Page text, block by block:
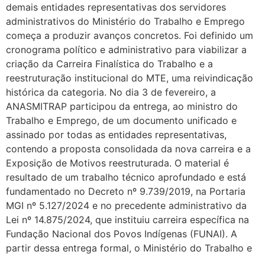
demais entidades representativas dos servidores
administrativos do Ministério do Trabalho e Emprego
começa a produzir avanços concretos. Foi definido um
cronograma político e administrativo para viabilizar a
criação da Carreira Finalística do Trabalho e a
reestruturação institucional do MTE, uma reivindicação
histórica da categoria. No dia 3 de fevereiro, a
ANASMITRAP participou da entrega, ao ministro do
Trabalho e Emprego, de um documento unificado e
assinado por todas as entidades representativas,
contendo a proposta consolidada da nova carreira e a
Exposição de Motivos reestruturada. O material é
resultado de um trabalho técnico aprofundado e está
fundamentado no Decreto nº 9.739/2019, na Portaria
MGI nº 5.127/2024 e no precedente administrativo da
Lei nº 14.875/2024, que instituiu carreira específica na
Fundação Nacional dos Povos Indígenas (FUNAI). A
partir dessa entrega formal, o Ministério do Trabalho e